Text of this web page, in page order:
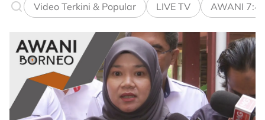
Video Terkini & Popular LIVE TV AWANI